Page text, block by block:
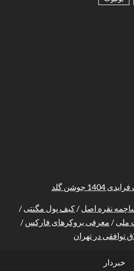
1404 جوشن گلد
نقره اصل / کیف پول مگنتی /
ملی / معرفی بروکرهای فارکس /
توافقی در تهران
خبردار